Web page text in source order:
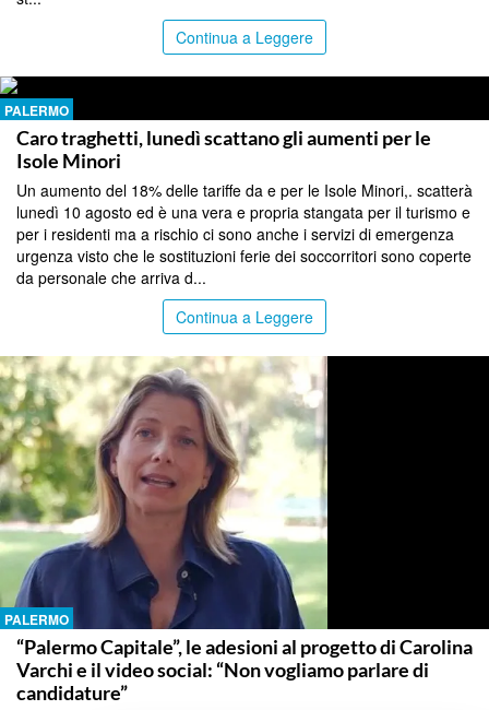
Continua a Leggere
PALERMO
Caro traghetti, lunedì scattano gli aumenti per le
Isole Minori
Un aumento del 18% delle tariffe da e per le Isole Minori,. scatterà
lunedì 10 agosto ed è una vera e propria stangata per il turismo e
per i residenti ma a rischio ci sono anche i servizi di emergenza
urgenza visto che le sostituzioni ferie dei soccorritori sono coperte
da personale che arriva d...
Continua a Leggere
PALERMO
“Palermo Capitale”, le adesioni al progetto di Carolina
Varchi e il video social: “Non vogliamo parlare di
candidature”